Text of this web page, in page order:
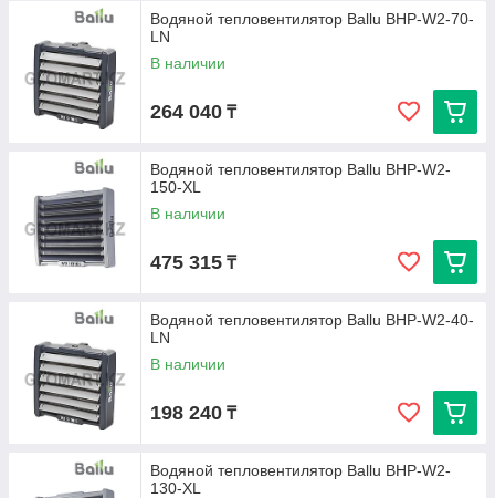
Водяной тепловентилятор Ballu BHP-W2-70-
LN
В наличии
264 040 ₸
Водяной тепловентилятор Ballu BHP-W2-
150-XL
В наличии
475 315 ₸
Водяной тепловентилятор Ballu BHP-W2-40-
LN
В наличии
198 240 ₸
Водяной тепловентилятор Ballu BHP-W2-
130-XL